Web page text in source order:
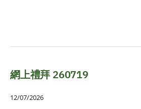
網上禮拜 260719
12/07/2026